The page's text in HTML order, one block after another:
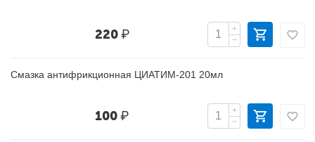
220₽
+
−
Смазка антифрикционная ЦИАТИМ-201 20мл
100₽
+
−